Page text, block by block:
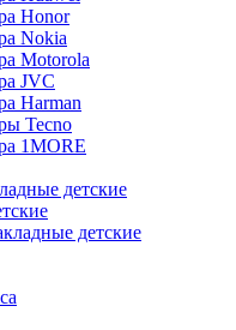
Honor
Nokia
Motorola
JVC
Harman
Tecno
1MORE
детские
детские